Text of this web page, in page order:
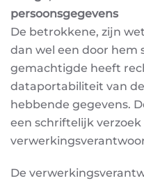
persoonsgegevens
De betrokkene, zijn
dan wel een door hem
gemachtigde heeft
dataportabiliteit van
hebbende gegevens.
een schriftelijk verzoek
De